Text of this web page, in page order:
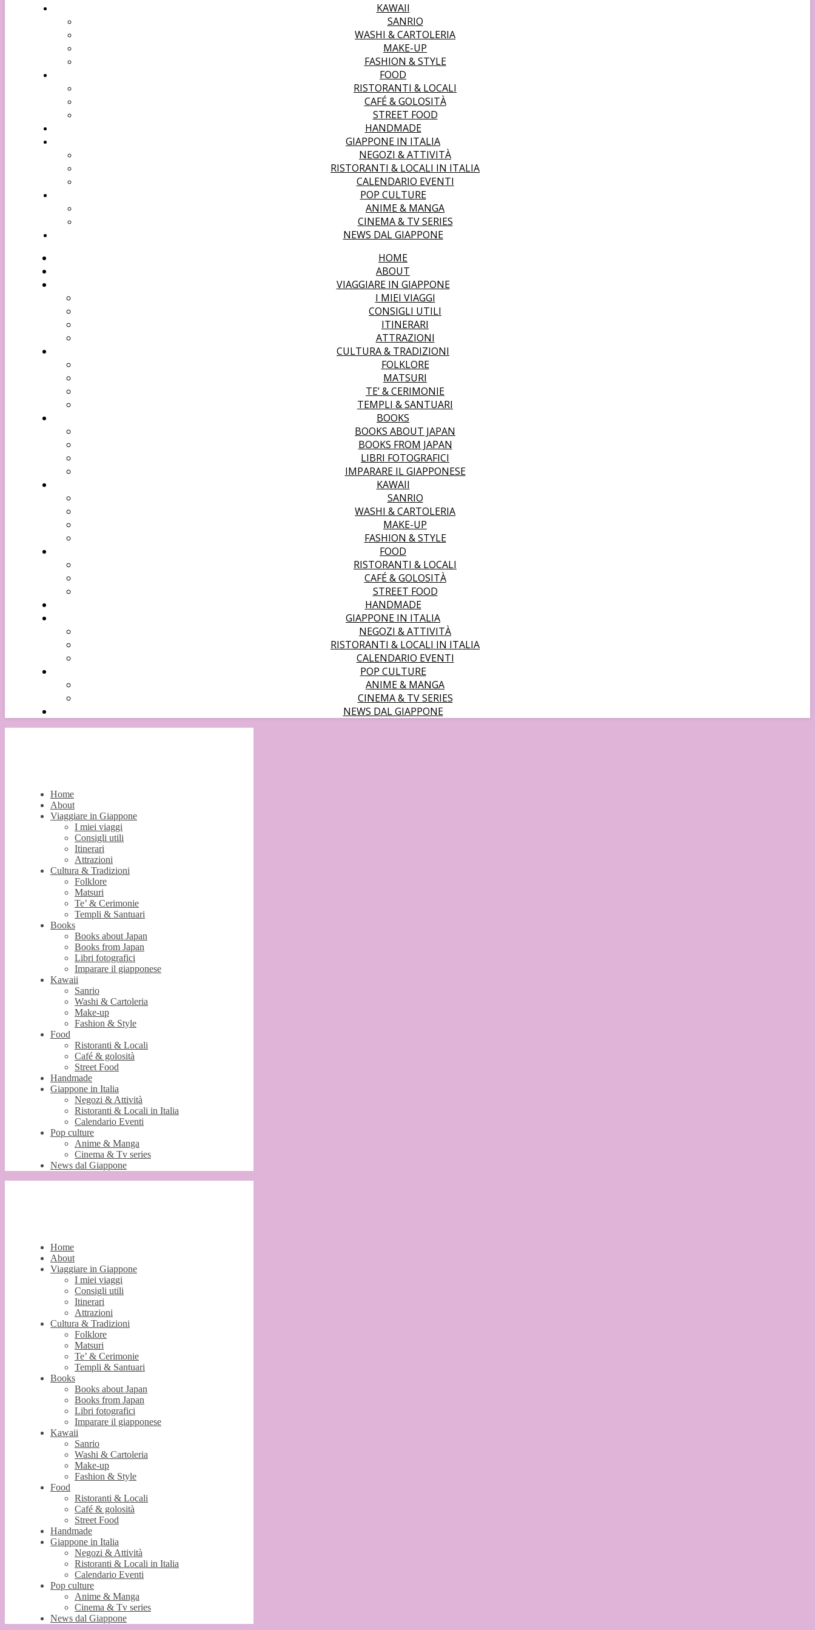
KAWAII
SANRIO
WASHI & CARTOLERIA
MAKE-UP
FASHION & STYLE
FOOD
RISTORANTI & LOCALI
CAFÉ & GOLOSITÀ
STREET FOOD
HANDMADE
GIAPPONE IN ITALIA
NEGOZI & ATTIVITÀ
RISTORANTI & LOCALI IN ITALIA
CALENDARIO EVENTI
POP CULTURE
ANIME & MANGA
CINEMA & TV SERIES
NEWS DAL GIAPPONE
HOME
ABOUT
VIAGGIARE IN GIAPPONE
I MIEI VIAGGI
CONSIGLI UTILI
ITINERARI
ATTRAZIONI
CULTURA & TRADIZIONI
FOLKLORE
MATSURI
TE’ & CERIMONIE
TEMPLI & SANTUARI
BOOKS
BOOKS ABOUT JAPAN
BOOKS FROM JAPAN
LIBRI FOTOGRAFICI
IMPARARE IL GIAPPONESE
KAWAII
SANRIO
WASHI & CARTOLERIA
MAKE-UP
FASHION & STYLE
FOOD
RISTORANTI & LOCALI
CAFÉ & GOLOSITÀ
STREET FOOD
HANDMADE
GIAPPONE IN ITALIA
NEGOZI & ATTIVITÀ
RISTORANTI & LOCALI IN ITALIA
CALENDARIO EVENTI
POP CULTURE
ANIME & MANGA
CINEMA & TV SERIES
NEWS DAL GIAPPONE
Home
About
Viaggiare in Giappone
I miei viaggi
Consigli utili
Itinerari
Attrazioni
Cultura & Tradizioni
Folklore
Matsuri
Te’ & Cerimonie
Templi & Santuari
Books
Books about Japan
Books from Japan
Libri fotografici
Imparare il giapponese
Kawaii
Sanrio
Washi & Cartoleria
Make-up
Fashion & Style
Food
Ristoranti & Locali
Café & golosità
Street Food
Handmade
Giappone in Italia
Negozi & Attività
Ristoranti & Locali in Italia
Calendario Eventi
Pop culture
Anime & Manga
Cinema & Tv series
News dal Giappone
Home
About
Viaggiare in Giappone
I miei viaggi
Consigli utili
Itinerari
Attrazioni
Cultura & Tradizioni
Folklore
Matsuri
Te’ & Cerimonie
Templi & Santuari
Books
Books about Japan
Books from Japan
Libri fotografici
Imparare il giapponese
Kawaii
Sanrio
Washi & Cartoleria
Make-up
Fashion & Style
Food
Ristoranti & Locali
Café & golosità
Street Food
Handmade
Giappone in Italia
Negozi & Attività
Ristoranti & Locali in Italia
Calendario Eventi
Pop culture
Anime & Manga
Cinema & Tv series
News dal Giappone